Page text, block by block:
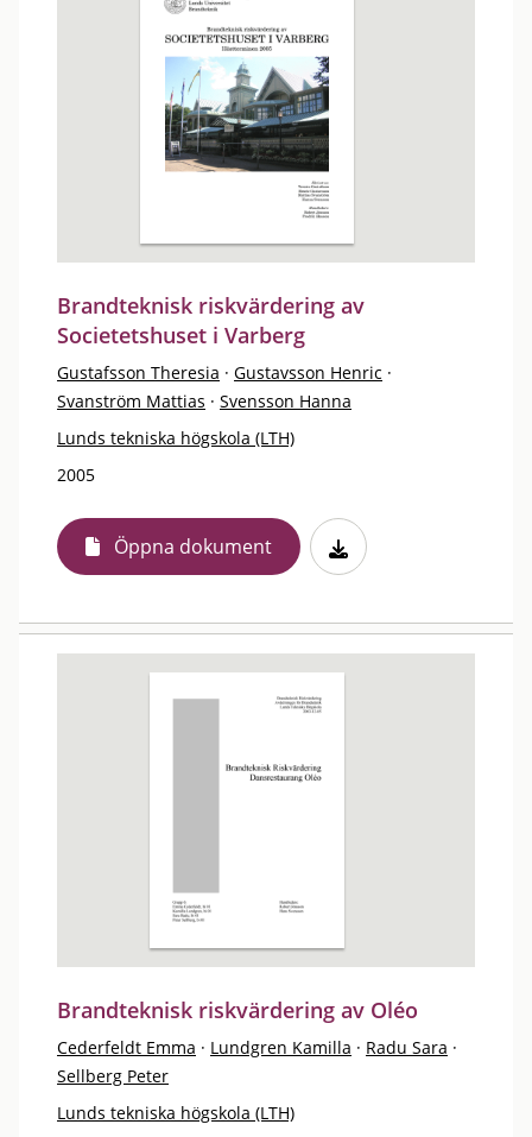
Brandteknisk riskvärdering av
Societetshuset i Varberg
Gustafsson Theresia · Gustavsson Henric ·
Svanström Mattias · Svensson Hanna
Lunds tekniska högskola (LTH)
2005
Öppna dokument
Brandteknisk riskvärdering av Oléo
Cederfeldt Emma · Lundgren Kamilla · Radu Sara ·
Sellberg Peter
Lunds tekniska högskola (LTH)